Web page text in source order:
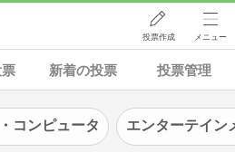
投票作成 メニュー
新着の投票 投票管理
コンピュータ エンターテイン